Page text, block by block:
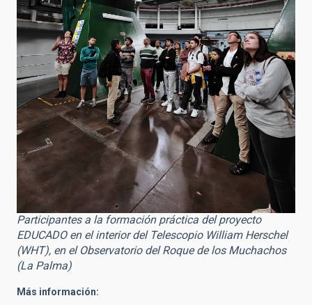
Participantes a la formación práctica del proyecto
EDUCADO en el interior del Telescopio William Herschel
(WHT), en el Observatorio del Roque de los Muchachos
(La Palma)
Más información: